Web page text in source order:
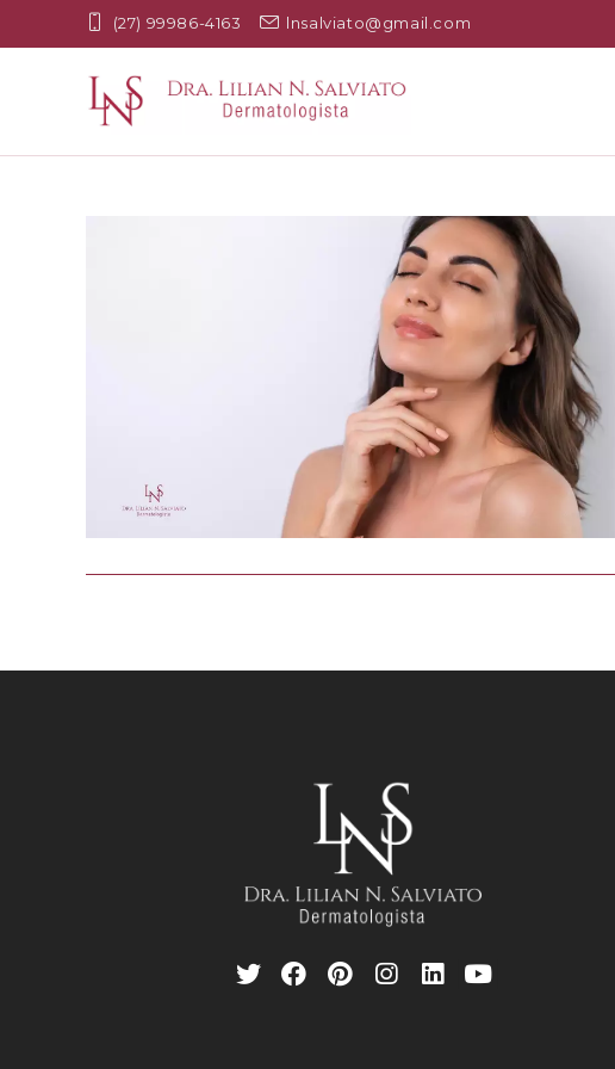
(27) 99986-4163 lnsalviato@gmail.com